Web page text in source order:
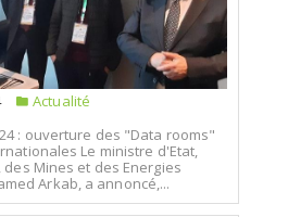
Actualité
: ouverture des "Data rooms"
Le ministre d'Etat,
Mines et des Energies
Arkab, a annoncé,...